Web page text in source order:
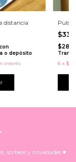
distancia
con
o depósito
interés
6 x
sorteos y novedades ♥